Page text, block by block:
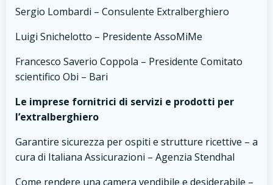
Sergio Lombardi – Consulente Extralberghiero
Luigi Snichelotto – Presidente AssoMiMe
Francesco Saverio Coppola – Presidente Comitato
scientifico Obi – Bari
Le imprese fornitrici di servizi e prodotti per
l’extralberghiero
Garantire sicurezza per ospiti e strutture ricettive – a
cura di Italiana Assicurazioni – Agenzia Stendhal
Come rendere una camera vendibile e desiderabile –